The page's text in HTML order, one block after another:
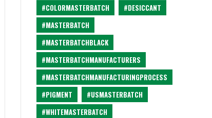
#COLORMASTERBATCH
#DESICCANT
#MASTERBATCH
#MASTERBATCHBLACK
#MASTERBATCHMANUFACTURERS
#MASTERBATCHMANUFACTURINGPROCESS
#PIGMENT
#USMASTERBATCH
#WHITEMASTERBATCH